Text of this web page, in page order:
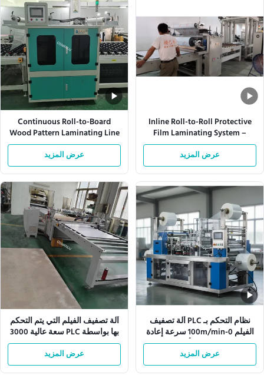
Inline Roll-to-Roll Protective
Film Laminating System –
Customizable Film Thickness &
Speed with Automatic Tension
Control
عرض المزيد
Continuous Roll-to-Board
Wood Pattern Laminating Line
with UV Curing –
Customizable Film Width &
Laminating Speed
عرض المزيد
نظام التحكم بـ PLC آلة تصفيف
الفيلم 0-100m/min سرعة إعادة
التدوير للأداء
عرض المزيد
آلة تصفيف الفيلم التي يتم التحكم
بها بواسطة PLC سعة عالية 3000
كيلوغرام 25 كيلوواط
عرض المزيد